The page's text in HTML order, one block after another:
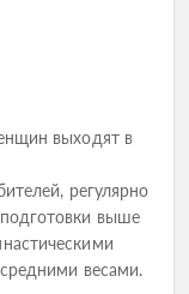
выходят в
регулярно
выше
весами.